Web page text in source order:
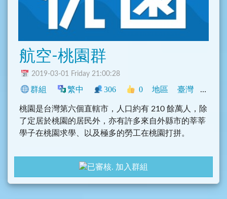
航空-桃園群
2019-03-01 Friday 21:00:28
群組 繁中 306 0 地區 臺灣 旅遊
桃園是台灣第六個直轄市，人口約有 210 餘萬人，除
了定居於桃園的居民外，亦有許多來自外縣市的莘莘
學子在桃園求學、以及極多的勞工在桃園打拼。
加入群組